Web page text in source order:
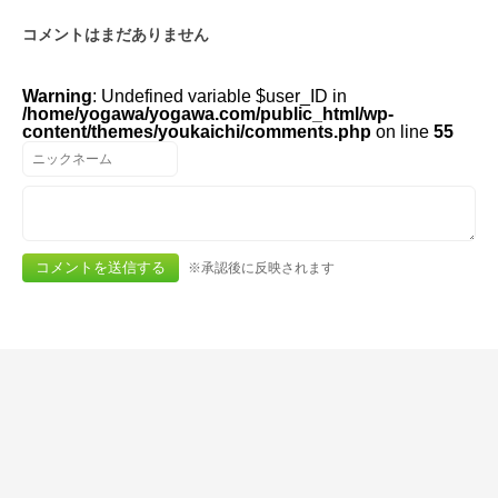
コメントはまだありません
Warning: Undefined variable $user_ID in
/home/yogawa/yogawa.com/public_html/wp-
content/themes/youkaichi/comments.php on line 55
※承認後に反映されます